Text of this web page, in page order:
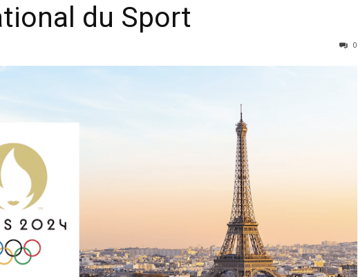
du Sport
0